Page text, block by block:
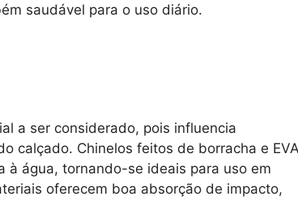
saudável para o uso diário.
a ser considerado, pois influencia
calçado. Chinelos feitos de borracha e
à água, tornando-se ideais para uso em
oferecem boa absorção de impacto,